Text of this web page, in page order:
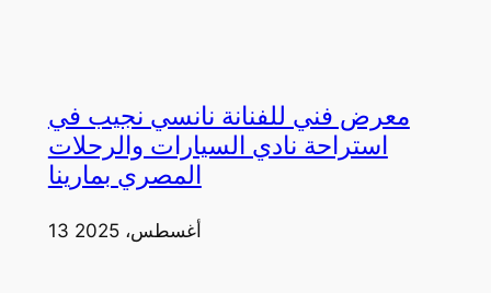
معرض فني للفنانة نانسي نجيب في
استراحة نادي السيارات والرحلات
المصري بمارينا
13 أغسطس، 2025